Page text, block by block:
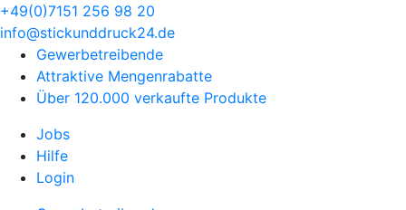
+49(0)7151 256 98 20‬
info@stickunddruck24.de
Gewerbetreibende
Attraktive Mengenrabatte
Über 120.000 verkaufte Produkte
Jobs
Hilfe
Login